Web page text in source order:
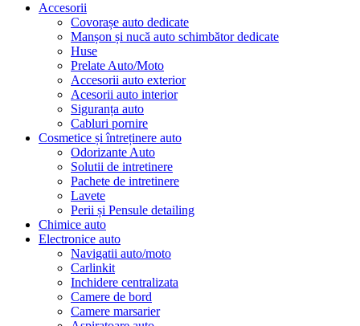
Accesorii
Covorașe auto dedicate
Manșon și nucă auto schimbător dedicate
Huse
Prelate Auto/Moto
Accesorii auto exterior
Acesorii auto interior
Siguranța auto
Cabluri pornire
Cosmetice și întreținere auto
Odorizante Auto
Solutii de intretinere
Pachete de intretinere
Lavete
Perii și Pensule detailing
Chimice auto
Electronice auto
Navigatii auto/moto
Carlinkit
Inchidere centralizata
Camere de bord
Camere marsarier